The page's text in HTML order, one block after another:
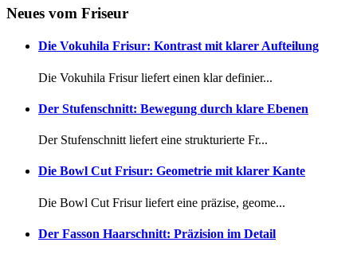
Neues vom Friseur
Die Vokuhila Frisur: Kontrast mit klarer Aufteilung
Die Vokuhila Frisur liefert einen klar definier...
Der Stufenschnitt: Bewegung durch klare Ebenen
Der Stufenschnitt liefert eine strukturierte Fr...
Die Bowl Cut Frisur: Geometrie mit klarer Kante
Die Bowl Cut Frisur liefert eine präzise, geome...
Der Fasson Haarschnitt: Präzision im Detail